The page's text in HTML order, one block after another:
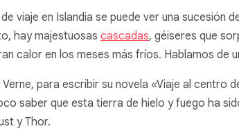
viaje en Islandia se puede ver una
hay majestuosas cascadas, géiseres que
calor en los meses más fríos. Hablamos de
para escribir su novela «Viaje al
saber que esta tierra de hielo y fuego ha
y Thor.